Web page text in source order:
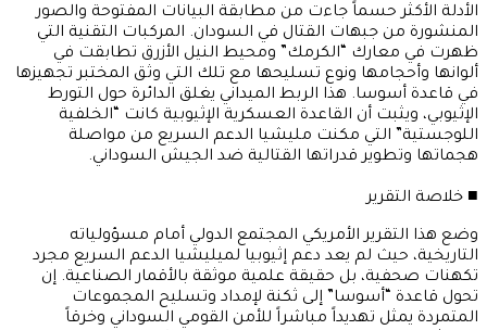
​الأدلة الأكثر حسماً جاءت من مطابقة البيانات المفتوحة والصور
المنشورة من جبهات القتال في السودان. المركبات التقنية التي
ظهرت في معارك “الكرمك” ومحيط النيل الأزرق تطابقت في
ألوانها وأحجامها ونوع تسليحها مع تلك التي وثق المختبر تجهيزها
في قاعدة أسوسا. هذا الربط الميداني يغلق الدائرة حول التورط
الإثيوبي، ويثبت أن القاعدة العسكرية الإثيوبية كانت “الخلفية
اللوجستية” التي مكنت مليشيا الدعم السريع من مواصلة
هجماتها وتطوير قدراتها القتالية ضد الجيش السوداني.
​■ خلاصة التقرير
​وضع هذا التقرير الأمريكي المجتمع الدولي أمام مسؤولياته
التاريخية، حيث لم يعد دعم إثيوبيا لميليشيا الدعم السريع مجرد
تكهنات صحفية، بل حقيقة علمية موثقة بالأقمار الصناعية. إن
تحول قاعدة “أسوسا” إلى ثكنة لإمداد وتسليح المجموعات
المتمردة يمثل تهديداً مباشراً للأمن القومي السوداني وخرقاً